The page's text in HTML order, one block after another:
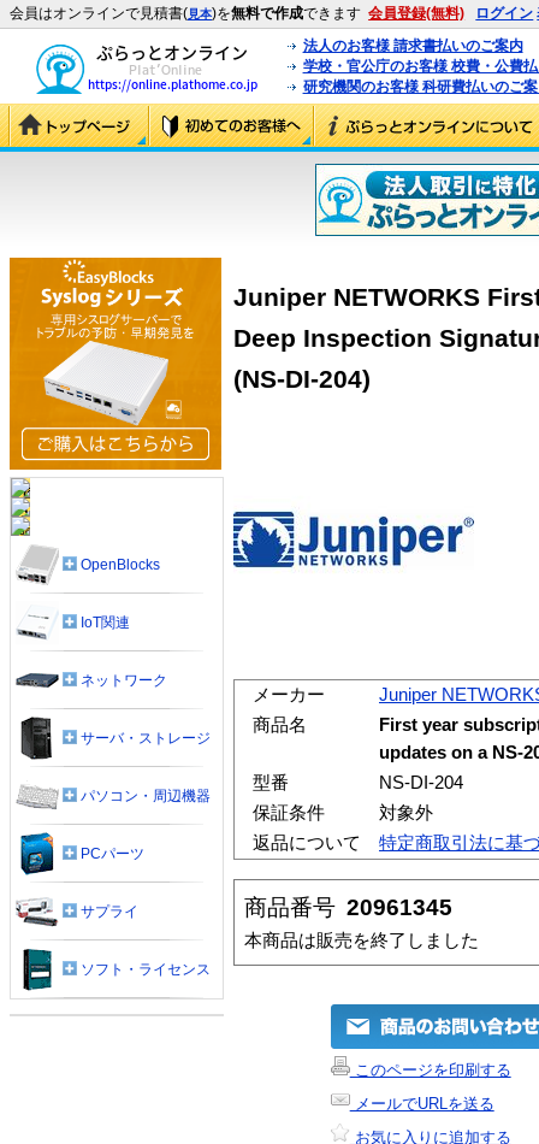
会員はオンラインで見積書(見本)を無料で作成できます 会員登録(無料) ログイン
法人のお客様 請求書払いのご案内
学校・官公庁のお客様 校費・公費
研究機関のお客様 科研費払いのご
Juniper NETWORKS
Deep Inspection
(NS-DI-204)
メーカー
Juniper
商品名
First year
updates on a NS-
型番
NS-DI-204
保証条件
対象外
返品について
特定商取引法に基
商品番号 20961345
本商品は販売を終了しました
このページを印刷する
メールでURLを送る
お気に入りに追加する
OpenBlocks
IoT関連
ネットワーク
サーバ・ストレージ
パソコン・周辺機器
PCパーツ
サプライ
ソフト・ライセンス